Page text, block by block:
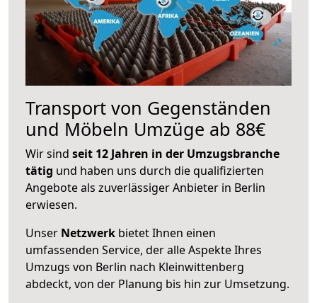
Transport von Gegenständen
und Möbeln Umzüge ab 88€
Wir sind seit 12 Jahren in der Umzugsbranche
tätig und haben uns durch die qualifizierten
Angebote als zuverlässiger Anbieter in Berlin
erwiesen.
Unser Netzwerk bietet Ihnen einen
umfassenden Service, der alle Aspekte Ihres
Umzugs von Berlin nach Kleinwittenberg
abdeckt, von der Planung bis hin zur Umsetzung.